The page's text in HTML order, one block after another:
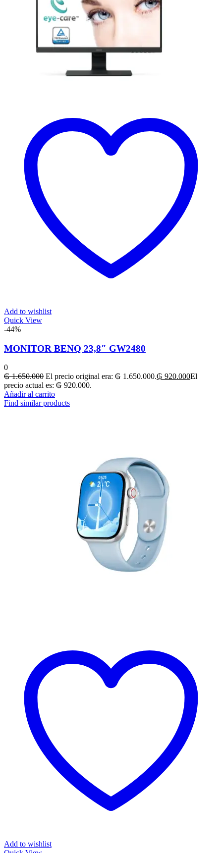
Add to wishlist
Quick View
-44%
MONITOR BENQ 23,8″ GW2480
0
₲1.650.000 El precio original era: ₲ 1.650.000.₲ 920.000El
precio actual es: ₲ 920.000.
Añadir al carrito
Find similar products
Add to wishlist